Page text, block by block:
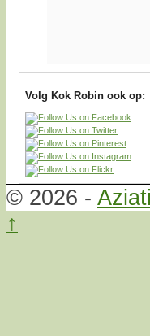
Volg Kok Robin ook op:
© 2026 -
↑